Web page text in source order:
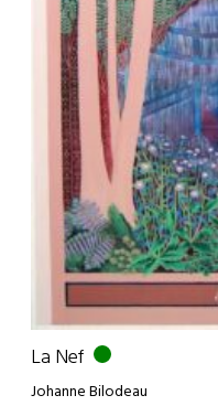
La Nef
Johanne Bilodeau